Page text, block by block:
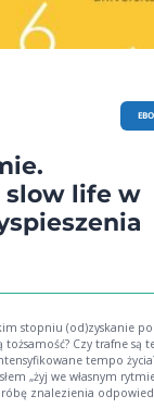
slow life w
stopniu (od)zyskanie
tożsamość? Czy trafne są
tempo
„żyj we własnym
znalezienia